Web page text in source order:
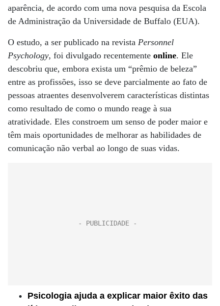
aparência, de acordo com uma nova pesquisa da Escola
de Administração da Universidade de Buffalo (EUA).
O estudo, a ser publicado na revista Personnel
Psychology, foi divulgado recentemente online. Ele
descobriu que, embora exista um “prêmio de beleza”
entre as profissões, isso se deve parcialmente ao fato de
pessoas atraentes desenvolverem características distintas
como resultado de como o mundo reage à sua
atratividade. Eles constroem um senso de poder maior e
têm mais oportunidades de melhorar as habilidades de
comunicação não verbal ao longo de suas vidas.
Psicologia ajuda a explicar maior êxito das